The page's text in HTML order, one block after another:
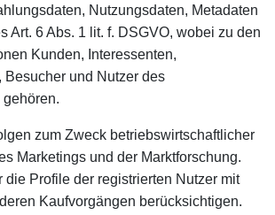
Nutzungsdaten, Metadaten
Art. 6 Abs. 1 lit. f. DSGVO, wobei zu den
Kunden, Interessenten,
Besucher und Nutzer des
zum Zweck betriebswirtschaftlicher
Marketings und der Marktforschung.
die Profile der registrierten Nutzer mit
Kaufvorgängen berücksichtigen.